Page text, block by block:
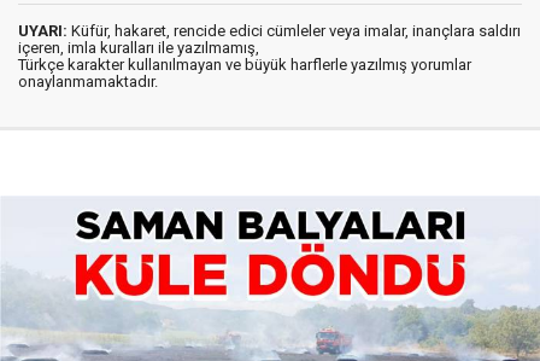
UYARI: Küfür, hakaret, rencide edici cümleler veya imalar, inançlara saldırı
içeren, imla kuralları ile yazılmamış,
Türkçe karakter kullanılmayan ve büyük harflerle yazılmış yorumlar
onaylanmamaktadır.